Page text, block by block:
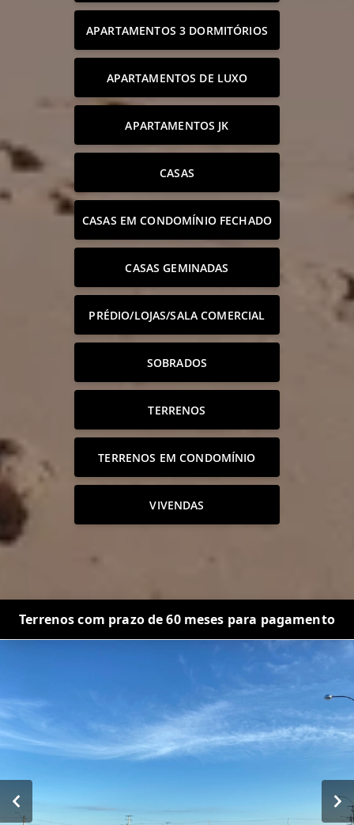
APARTAMENTOS 3 DORMITÓRIOS
APARTAMENTOS DE LUXO
APARTAMENTOS JK
CASAS
CASAS EM CONDOMÍNIO FECHADO
CASAS GEMINADAS
PRÉDIO/LOJAS/SALA COMERCIAL
SOBRADOS
TERRENOS
TERRENOS EM CONDOMÍNIO
VIVENDAS
Terrenos com prazo de 60 meses para pagamento